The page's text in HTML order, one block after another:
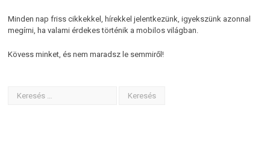
Minden nap friss cikkekkel, hírekkel jelentkezünk, igyekszünk azonnal
megírni, ha valami érdekes történik a mobilos világban.
Kövess minket, és nem maradsz le semmiről!